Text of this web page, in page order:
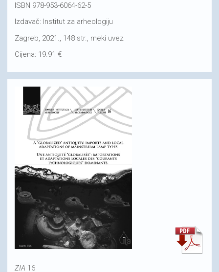
ISBN 978-953-6064-62-5
Izdavač: Institut za arheologiju
Zagreb, 2021., 148 str., meki uvez
Cijena: 19.91 €
ZIA 16